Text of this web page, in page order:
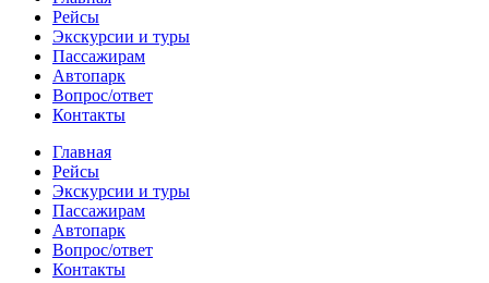
Рейсы
Экскурсии и туры
Пассажирам
Автопарк
Вопрос/ответ
Контакты
Главная
Рейсы
Экскурсии и туры
Пассажирам
Автопарк
Вопрос/ответ
Контакты